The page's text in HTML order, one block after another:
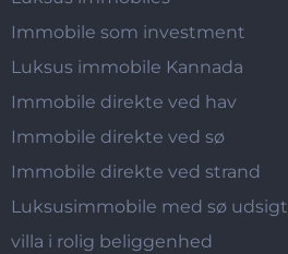
Immobile som investment
Luksus immobile Kannada
Immobile direkte ved hav
Immobile direkte ved sø
Immobile direkte ved strand
Luksusimmobile med sø udsigt
villa i rolig beliggenhed